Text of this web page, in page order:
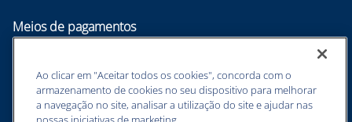
Meios de pagamentos
Ao clicar em "Aceitar todos os cookies", concorda com o
armazenamento de cookies no seu dispositivo para melhorar
a navegação no site, analisar a utilização do site e ajudar nas